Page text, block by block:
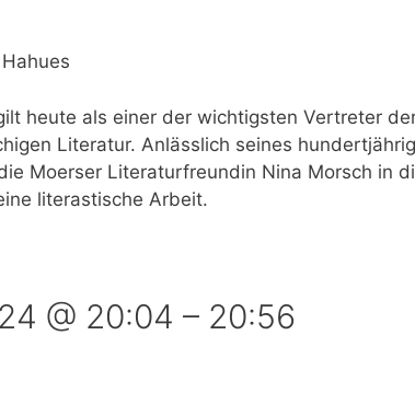
heute als einer der wichtigsten Vertreter
Literatur. Anlässlich seines
Moerser Literaturfreundin Nina Morsch in
literastische Arbeit.
@ 20:04 – 20:56